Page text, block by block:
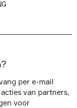
per e-mail
van partners,
voor